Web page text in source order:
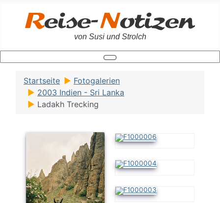
von Susi und Strolch
Startseite
Fotogalerien
2003 Indien - Sri Lanka
Ladakh Trecking